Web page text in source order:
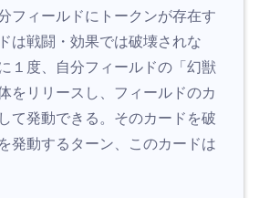
フィールドにトークンが存在す
は戦闘・効果では破壊されな
１度、自分フィールドの「幻獣
をリリースし、フィールドのカ
て発動できる。そのカードを破
発動するターン、このカードは